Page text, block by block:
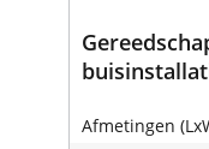
Afmetingen